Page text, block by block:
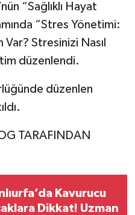
“Sağlıklı Hayat
“Stres Yönetimi:
Var? Stresinizi Nasıl
düzenlendi.
düzenlen
TARAFINDAN
Kavurucu
Dikkat! Uzman